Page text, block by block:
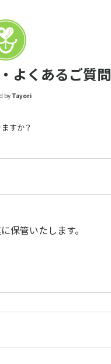
よくあるご質問
by Tayori
すか？
保管いたします。